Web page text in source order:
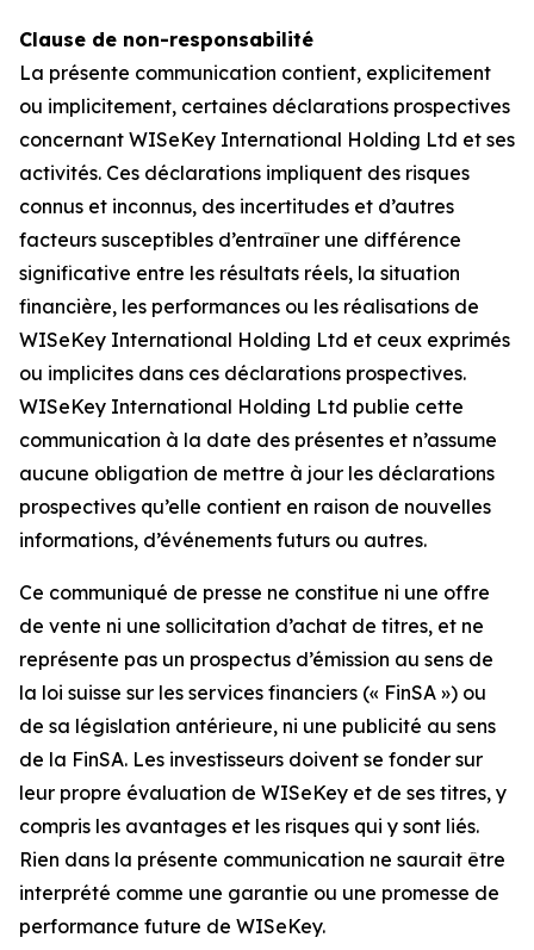
Clause de non-responsabilité
La présente communication contient, explicitement
ou implicitement, certaines déclarations prospectives
concernant WISeKey International Holding Ltd et ses
activités. Ces déclarations impliquent des risques
connus et inconnus, des incertitudes et d’autres
facteurs susceptibles d’entraîner une différence
significative entre les résultats réels, la situation
financière, les performances ou les réalisations de
WISeKey International Holding Ltd et ceux exprimés
ou implicites dans ces déclarations prospectives.
WISeKey International Holding Ltd publie cette
communication à la date des présentes et n’assume
aucune obligation de mettre à jour les déclarations
prospectives qu’elle contient en raison de nouvelles
informations, d’événements futurs ou autres.
Ce communiqué de presse ne constitue ni une offre
de vente ni une sollicitation d’achat de titres, et ne
représente pas un prospectus d’émission au sens de
la loi suisse sur les services financiers (« FinSA ») ou
de sa législation antérieure, ni une publicité au sens
de la FinSA. Les investisseurs doivent se fonder sur
leur propre évaluation de WISeKey et de ses titres, y
compris les avantages et les risques qui y sont liés.
Rien dans la présente communication ne saurait être
interprété comme une garantie ou une promesse de
performance future de WISeKey.